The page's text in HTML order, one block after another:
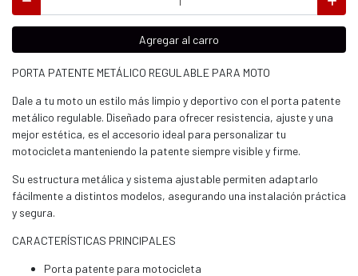
Agregar al carro
PORTA PATENTE METÁLICO REGULABLE PARA MOTO
Dale a tu moto un estilo más limpio y deportivo con el porta patente
metálico regulable. Diseñado para ofrecer resistencia, ajuste y una
mejor estética, es el accesorio ideal para personalizar tu
motocicleta manteniendo la patente siempre visible y firme.
Su estructura metálica y sistema ajustable permiten adaptarlo
fácilmente a distintos modelos, asegurando una instalación práctica
y segura.
CARACTERÍSTICAS PRINCIPALES
Porta patente para motocicleta